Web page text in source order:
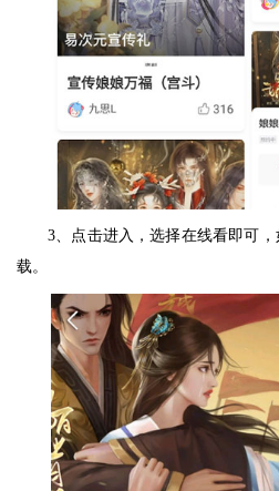
3、点击进入，选择在线看即可
载。